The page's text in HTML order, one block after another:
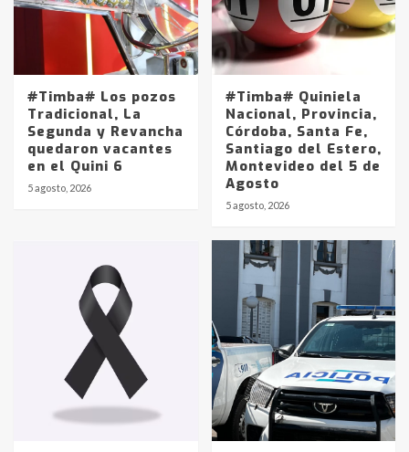
#Timba# Los pozos
Tradicional, La
Segunda y Revancha
quedaron vacantes
en el Quini 6
5 agosto, 2026
#Timba# Quiniela
Nacional, Provincia,
Córdoba, Santa Fe,
Santiago del Estero,
Montevideo del 5 de
Agosto
5 agosto, 2026
Identidad de los adolescentes
pampeanos que fueron
en la mañana del lunes
Accidente en Ruta 5: falleció un
joven de Trenque Lauquen
Los precios de los combustibles en
La Pampa, desde YPF hasta Axion
entre 857 a 1338 pesos